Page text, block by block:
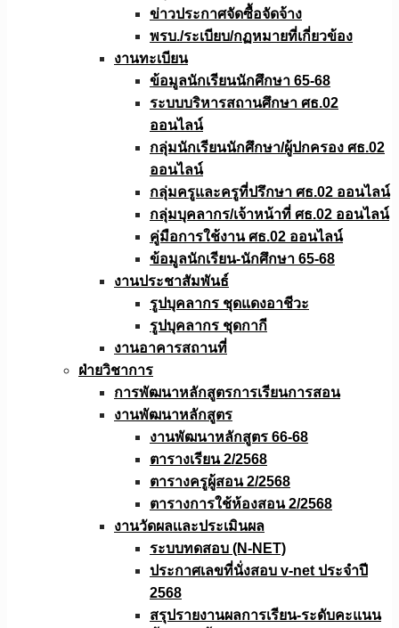
ข่าวประกาศจัดซื้อจัดจ้าง
พรบ./ระเบียบ/กฏหมายที่เกี่ยวข้อง
งานทะเบียน
ข้อมูลนักเรียนนักศึกษา 65-68
ระบบบริหารสถานศึกษา ศธ.02
ออนไลน์
กลุ่มนักเรียนนักศึกษา/ผู้ปกครอง ศธ.02
ออนไลน์
กลุ่มครูและครูที่ปรึกษา ศธ.02 ออนไลน์
กลุ่มบุคลากร/เจ้าหน้าที่ ศธ.02 ออนไลน์
คู่มือการใช้งาน ศธ.02 ออนไลน์
ข้อมูลนักเรียน-นักศึกษา 65-68
งานประชาสัมพันธ์
รูปบุคลากร ชุดแดงอาชีวะ
รูปบุคลากร ชุดกากี
งานอาคารสถานที่
ฝ่ายวิชาการ
การพัฒนาหลักสูตรการเรียนการสอน
งานพัฒนาหลักสูตร
งานพัฒนาหลักสูตร 66-68
ตารางเรียน 2/2568
ตารางครูผู้สอน 2/2568
ตารางการใช้ห้องสอน 2/2568
งานวัดผลเเละประเมินผล
ระบบทดสอบ (N-NET)
ประกาศเลขที่นั่งสอบ v-net ประจำปี
2568
สรุปรายงานผลการเรียน-ระดับคะแนน